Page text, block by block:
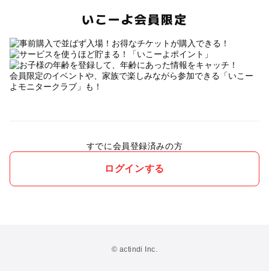
いこーよ会員限定
会員限定のイベントや、家族で楽しみながら参加できる「いこー
よモニタークラブ」も！
すでに会員登録済みの方
ログインする
© actindi Inc.